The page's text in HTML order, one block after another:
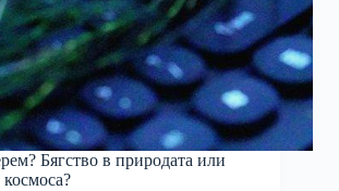
Бягство в природата или